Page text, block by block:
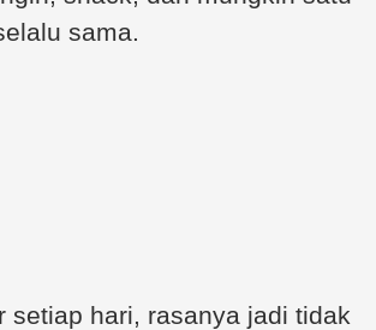
sama.
setiap hari, rasanya jadi tidak